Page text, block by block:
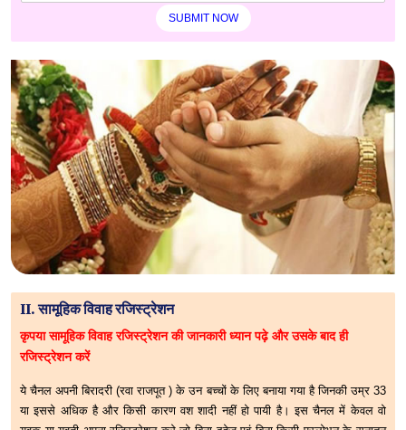
II. सामूहिक विवाह रजिस्ट्रेशन
कृपया सामूहिक विवाह रजिस्ट्रेशन की जानकारी ध्यान पढ़े और उसके बाद ही
रजिस्ट्रेशन करें
ये चैनल अपनी बिरादरी (रवा राजपूत ) के उन बच्चों के लिए बनाया गया है जिनकी उम्र 33
या इससे अधिक है और किसी कारण वश शादी नहीं हो पायी है। इस चैनल में केवल वो